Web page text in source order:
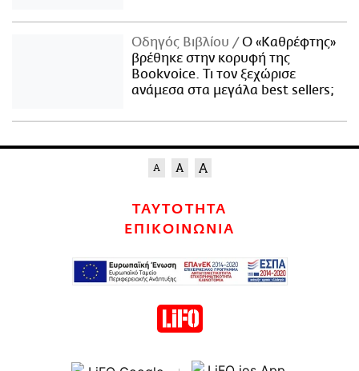
Οδηγός Βιβλίου
Ο «Καθρέφτης»
βρέθηκε στην κορυφή της
Bookvoice. Τι τον ξεχώρισε
ανάμεσα στα μεγάλα best sellers;
ΤΑΥΤΟΤΗΤΑ
ΕΠΙΚΟΙΝΩΝΙΑ